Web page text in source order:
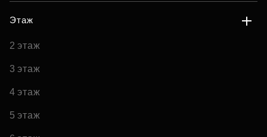
Этаж
2 этаж
3 этаж
4 этаж
5 этаж